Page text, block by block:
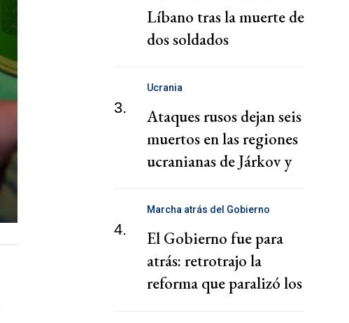
Líbano tras la muerte de
dos soldados
3.
Ucrania
Ataques rusos dejan seis
muertos en las regiones
ucranianas de Járkov y
4.
Marcha atrás del Gobierno
El Gobierno fue para
atrás: retrotrajo la
reforma que paralizó los